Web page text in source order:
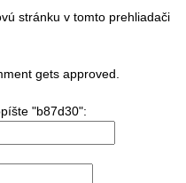
stránku v tomto prehliadači
gets approved.
"b87d30":